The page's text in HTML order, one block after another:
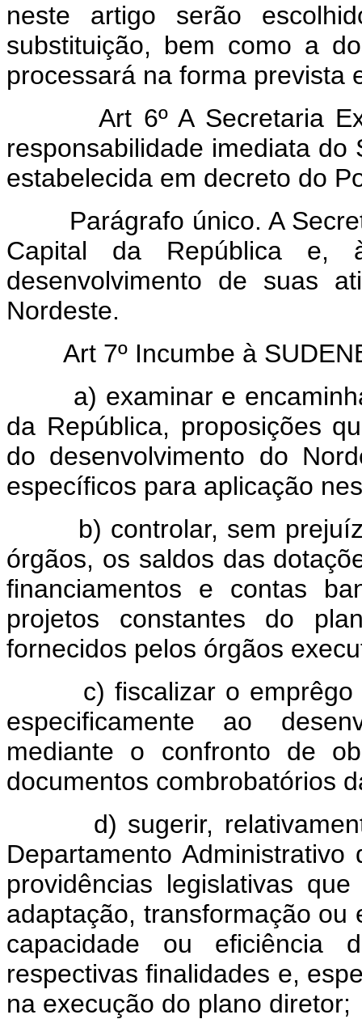
neste artigo serão
substituição, bem como a
processará na forma prevista
Art 6º A Secretaria
responsabilidade imediata
estabelecida em decreto do
Parágrafo único. A
Capital da República e,
desenvolvimento de suas
Nordeste.
Art 7º Incumbe à
a) examinar e
da República, proposições
do desenvolvimento do
específicos para aplicação
b) controlar, sem prejuízo
órgãos, os saldos das
financiamentos e contas
projetos constantes do
fornecidos pelos órgãos
c) fiscalizar o emprêgo
especificamente ao
mediante o confronto de
documentos combrobatórios
d) sugerir, relativamente
Departamento
providências legislativas
adaptação, transformação
capacidade ou eficiência
respectivas finalidades e,
na execução do plano diretor;